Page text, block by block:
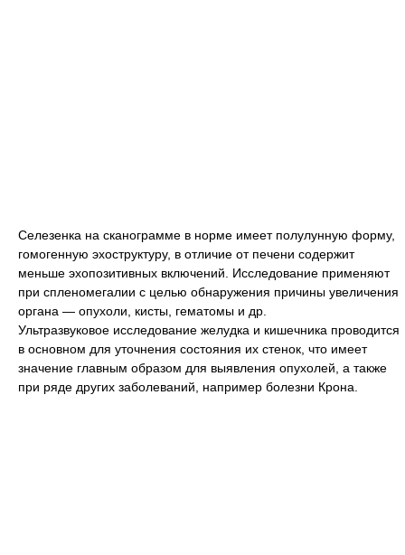
Селезенка на сканограмме в норме имеет полулунную форму,
гомогенную эхоструктуру, в отличие от печени содержит
меньше эхопозитивных включений. Исследование применяют
при спленомегалии с целью обнаружения причины увеличения
органа — опухоли, кисты, гематомы и др.
Ультразвуковое исследование желудка и кишечника проводится
в основном для уточнения состояния их стенок, что имеет
значение главным образом для выявления опухолей, а также
при ряде других заболеваний, например болезни Крона.